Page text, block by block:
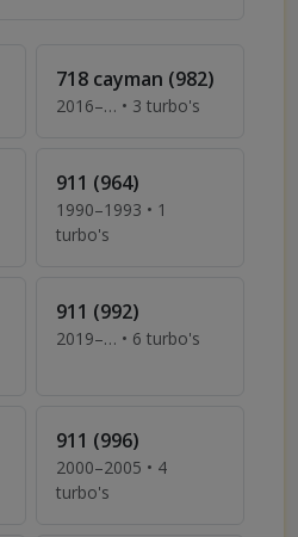
718 cayman (982)
2016–… • 3 turbo's
911 (964)
1990–1993 • 1
turbo's
911 (992)
2019–… • 6 turbo's
911 (996)
2000–2005 • 4
turbo's